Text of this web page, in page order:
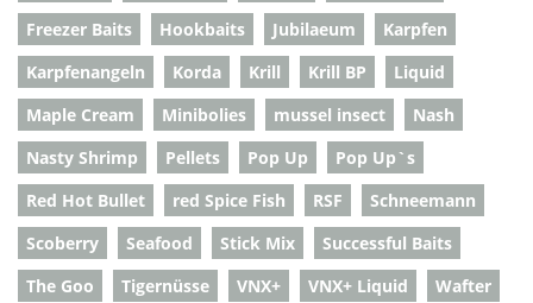
Freezer Baits
Hookbaits Jubilaeum
Karpfen
Karpfenangeln
Korda Krill Krill BP
Liquid
Maple Cream
Minibolies mussel insect
Nash
Nasty Shrimp
Pellets Pop Up
Pop Up`s
Red Hot Bullet
red Spice Fish RSF
Schneemann
Scoberry
Seafood Stick Mix
Successful Baits
The Goo
Tigernüsse VNX+ VNX+ Liquid
Wafter